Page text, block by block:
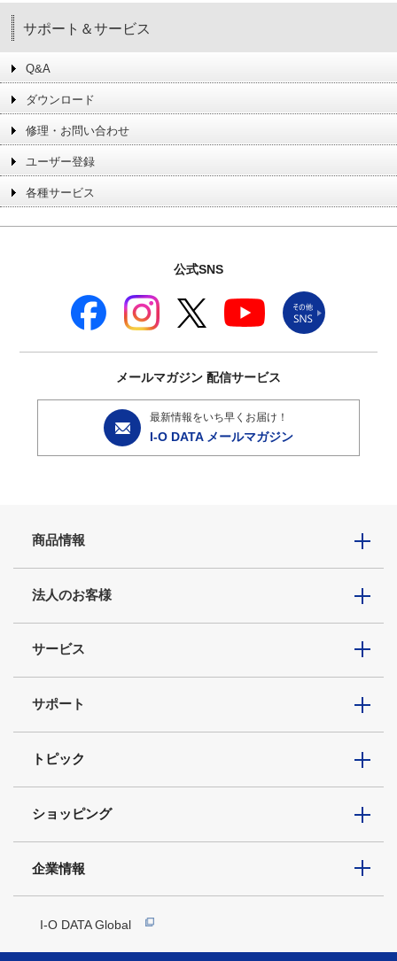
サポート＆サービス
Q&A
ダウンロード
修理・お問い合わせ
ユーザー登録
各種サービス
公式SNS
メールマガジン 配信サービス
最新情報をいち早くお届け！
I-O DATA メールマガジン
商品情報
法人のお客様
サービス
サポート
トピック
ショッピング
企業情報
I-O DATA Global